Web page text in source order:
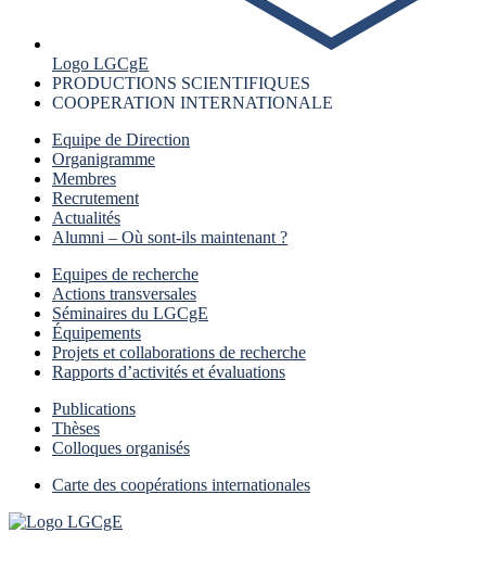
Logo LGCgE
PRODUCTIONS SCIENTIFIQUES
COOPERATION INTERNATIONALE
Equipe de Direction
Organigramme
Membres
Recrutement
Actualités
Alumni – Où sont-ils maintenant ?
Equipes de recherche
Actions transversales
Séminaires du LGCgE
Équipements
Projets et collaborations de recherche
Rapports d’activités et évaluations
Publications
Thèses
Colloques organisés
Carte des coopérations internationales